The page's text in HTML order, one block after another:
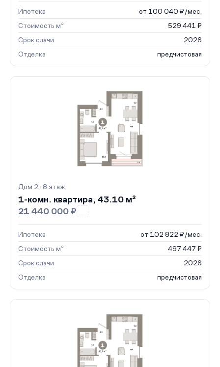
Ипотека
от 100 040 ₽/мес.
Стоимость м²
529 441 ₽
Срок сдачи
2026
Отделка
предчистовая
Дом 2 · 8 этаж
1-комн. квартира, 43.10 м²
21 440 000 ₽
Ипотека
от 102 822 ₽/мес.
Стоимость м²
497 447 ₽
Срок сдачи
2026
Отделка
предчистовая